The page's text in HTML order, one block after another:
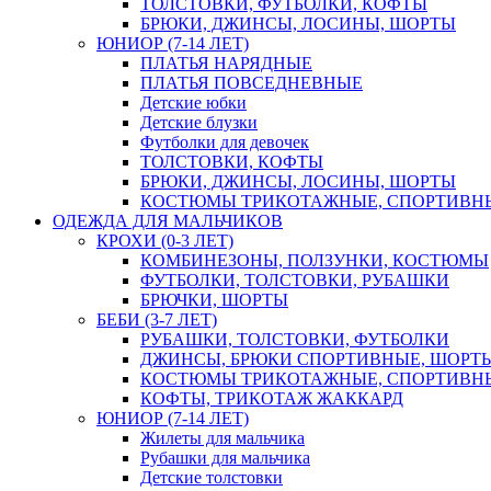
ТОЛСТОВКИ, ФУТБОЛКИ, КОФТЫ
БРЮКИ, ДЖИНСЫ, ЛОСИНЫ, ШОРТЫ
ЮНИОР (7-14 ЛЕТ)
ПЛАТЬЯ НАРЯДНЫЕ
ПЛАТЬЯ ПОВСЕДНЕВНЫЕ
Детские юбки
Детские блузки
Футболки для девочек
ТОЛСТОВКИ, КОФТЫ
БРЮКИ, ДЖИНСЫ, ЛОСИНЫ, ШОРТЫ
КОСТЮМЫ ТРИКОТАЖНЫЕ,
ОДЕЖДА ДЛЯ МАЛЬЧИКОВ
КРОХИ (0-3 ЛЕТ)
КОМБИНЕЗОНЫ, ПОЛЗУНКИ, КОСТЮМЫ
ФУТБОЛКИ, ТОЛСТОВКИ, РУБАШКИ
БРЮЧКИ, ШОРТЫ
БЕБИ (3-7 ЛЕТ)
РУБАШКИ, ТОЛСТОВКИ, ФУТБОЛКИ
ДЖИНСЫ, БРЮКИ СПОРТИВНЫЕ,
КОСТЮМЫ ТРИКОТАЖНЫЕ,
КОФТЫ, ТРИКОТАЖ ЖАККАРД
ЮНИОР (7-14 ЛЕТ)
Жилеты для мальчика
Рубашки для мальчика
Детские толстовки